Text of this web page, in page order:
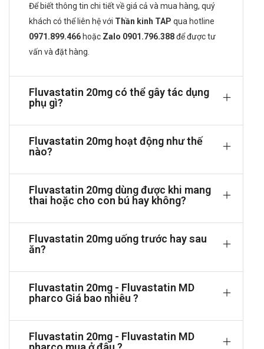
Chống chỉ định khi dùng Fluvastatin
20mg
Có tiền sử mẫn cảm với fluvastatin hoặc bất kỳ thành
transaminases huyết thanh tăng cao liên tục không rõ
nguyên nhân. Có thai và nuôi con bú (xem Lúc có thai và
20mg
Cách dùng:
Dùng bằng đường uống.
Trước khi bắt đầu điều trị bằng Fluvastatin sodium, bệnh
nhân nên thực hiện chế độ ăn kiêng có ít cholesterol. Chế
độ ăn kiêng này nên được duy trì trong suốt thời gian điều
Liều khởi đầu được khuyến cáo là 40mg (1 viên Lescol
40mg) hoặc 80mg (1 viên Fluvastatin sodium 80mg) ngày
Liều 20mg fluvastatin (1 viên 20mg) có thể đủ đối với
những trường hợp nhẹ. Liều khởi đầu nên được điều chỉnh
Để biết thông tin chi tiết về giá cả và mua hàng, quý
khách có thể liên hệ với Thần kinh TAP qua hotline
0971.899.466 hoặc Zalo 0901.796.388để được tư
vấn và đặt hàng.
Fluvastatin 20mg có thể gây tác dụng
phụ gì?
Fluvastatin 20mg hoạt động như thế
nào?
Fluvastatin 20mg dùng được khi mang
thai hoặc cho con bú hay không?
Fluvastatin 20mg uống trước hay sau
ăn?
Fluvastatin 20mg - Fluvastatin MD
pharco Giá bao nhiêu ?
Fluvastatin 20mg - Fluvastatin MD